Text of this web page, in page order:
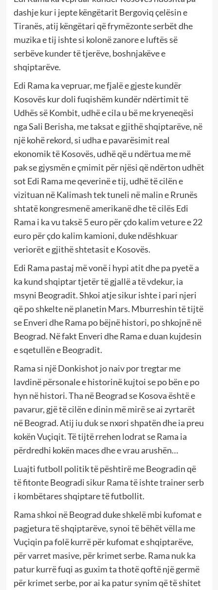
dashje kur i jepte këngëtarit Bergoviq çelësin e
Tiranës, atij këngëtari që frymëzonte serbët dhe
muzika e tij ishte si kolonë zanore e luftës së
serbëve kunder të tjerëve, boshnjakëve e
shqiptarëve.
Edi Rama ka vepruar, me fjalë e gjeste kundër
Kosovës kur doli fuqishëm kundër ndërtimit të
Udhës së Kombit, udhë e cila u bë me kryeneqësi
nga Sali Berisha, me taksat e gjithë shqiptarëve, në
një kohë rekord, si udha e pavarësimit real
ekonomik të Kosovës, udhë që u ndërtua me më
pak se gjysmën e çmimit për njësi që ndërton udhët
sot Edi Rama me qeverinë e tij, udhë të cilën e
vizituan në Kalimash tek tuneli në malin e Rrunës
shtatë kongresmenë amerikanë dhe të cilës Edi
Rama i ka vu taksë 5 euro për çdo kalim veture e 22
euro për çdo kalim kamioni, duke ndëshkuar
veriorët e gjithë shtetasit e Kosovës.
Edi Rama pastaj më vonë i hypi atit dhe pa pyetë a
ka kund shqiptar tjetër të gjallë a të vdekur, ia
msyni Beogradit. Shkoi atje sikur ishte i pari njeri
që po shkelte në planetin Mars. Mburreshin të tijtë
se Enveri dhe Rama po bëjnë histori, po shkojnë në
Beograd. Në fakt Enveri dhe Rama e duan kujdesin
e sqetullën e Beogradit.
Rama si një Donkishot jo naiv por tregtar me
lavdinë përsonale e historinë kujtoi se po bën e po
hyn në histori. Tha në Beograd se Kosova është e
pavarur, gjë të cilën e dinin më mirë se ai zyrtarët
në Beograd. Atij iu duk se nxori shpatën dhe ia preu
kokën Vuçiqit. Të tijtë rrehen lodrat se Rama ia
përdredhi kokën maces dhe e vrau arushën…
Luajti futboll politik të pështirë me Beogradin që
të fitonte Beogradi sikur Rama të ishte trainer serb
i kombëtares shqiptare të futbollit.
Rama shkoi në Beograd duke shkelë mbi kufomat e
pagjetura të shqiptarëve, synoi të bëhët vëlla me
Vuçiqin pa folë kurrë për kufomat e shqiptarëve,
për varret masive, për krimet serbe. Rama nuk ka
patur kurrë fuqi as guxim ta thotë qoftë një germë
për krimet serbe, por ai ka patur synim që të shitet